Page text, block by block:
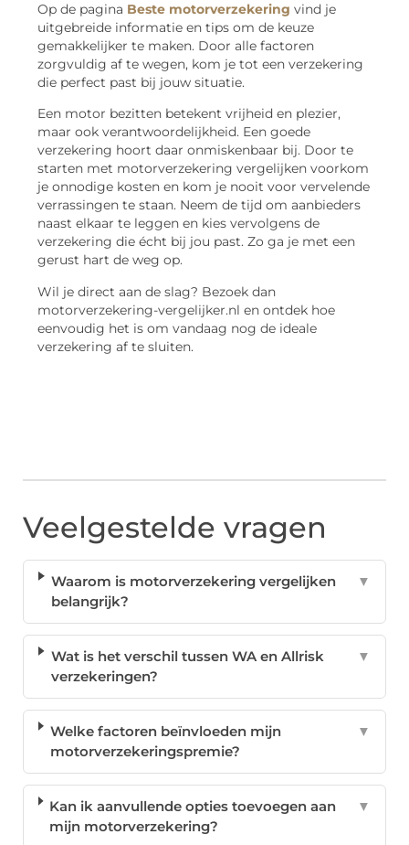
Op de pagina Beste motorverzekering vind je
uitgebreide informatie en tips om de keuze
gemakkelijker te maken. Door alle factoren
zorgvuldig af te wegen, kom je tot een verzekering
die perfect past bij jouw situatie.
Een motor bezitten betekent vrijheid en plezier,
maar ook verantwoordelijkheid. Een goede
verzekering hoort daar onmiskenbaar bij. Door te
starten met motorverzekering vergelijken voorkom
je onnodige kosten en kom je nooit voor vervelende
verrassingen te staan. Neem de tijd om aanbieders
naast elkaar te leggen en kies vervolgens de
verzekering die écht bij jou past. Zo ga je met een
gerust hart de weg op.
Wil je direct aan de slag? Bezoek dan
motorverzekering-vergelijker.nl en ontdek hoe
eenvoudig het is om vandaag nog de ideale
verzekering af te sluiten.
Veelgestelde vragen
Waarom is motorverzekering vergelijken
belangrijk?
▼
Wat is het verschil tussen WA en Allrisk
verzekeringen?
▼
Welke factoren beïnvloeden mijn
motorverzekeringspremie?
▼
Kan ik aanvullende opties toevoegen aan
mijn motorverzekering?
▼